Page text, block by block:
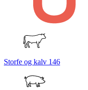
Storfe og kalv 146